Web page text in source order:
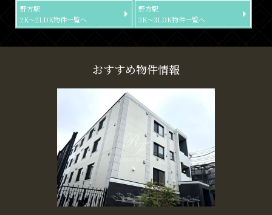
野方駅
2K～2LDK物件一覧へ
野方駅
3K～3LDK物件一覧へ
おすすめ物件情報